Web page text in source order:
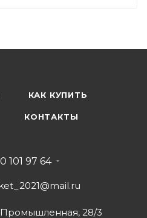
КАК КУПИТЬ
КОНТАКТЫ
101 97 64
Промышленная, 28/3